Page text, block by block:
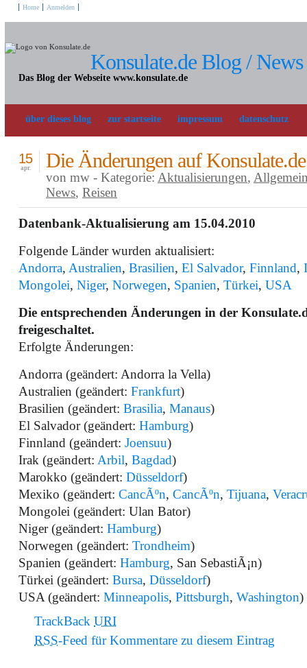
Konsulate.de Blog / News
Das Blog der Webseite www.konsulate.de
Home Anmelden
über dieses blog zur startseite impressum datenschutz
Die Änderungen auf
15
apr.
von mw - Kategorie: Aktualisierungen,
News, Reisen
Datenbank-Aktualisierung am 15.04.2010
Folgende Länder wurden aktualisiert:
Andorra, Australien, Brasilien, El Salvador, Finnland,
Mongolei, Niger, Norwegen, Spanien, Türkei, USA
Die entsprechenden Änderungen in der
freigeschaltet.
Erfolgte Änderungen:
Andorra (geändert: Andorra la Vella)
Australien (geändert: Frankfurt)
Brasilien (geändert: Brasilia, Manaus)
El Salvador (geändert: Hamburg)
Finnland (geändert: Joensuu)
Irak (geändert: Arbil, Bagdad)
Marokko (geändert: Düsseldorf)
Mexiko (geändert: CancÃºn, CancÃºn, Tijuana,
Mongolei (geändert: Ulan Bator)
Niger (geändert: Hamburg)
Norwegen (geändert: Trondheim)
Spanien (geändert: Hamburg, San SebastiÃ¡n)
Türkei (geändert: Bursa, Düsseldorf)
USA (geändert: Minneapolis, Pittsburgh, Washington)
TrackBack URI
RSS-Feed für Kommentare zu diesem Eintrag